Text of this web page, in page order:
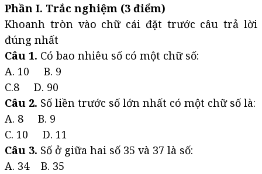
Phần I. Trắc nghiệm (3 điểm)
Khoanh tròn vào chữ cái đặt trước câu trả lời
đúng nhất
Câu 1. Có bao nhiêu số có một chữ số:
A. 10 B. 9
C.8 D. 90
Câu 2. Số liền trước số lớn nhất có một chữ số là:
A. 8 B. 9
C. 10 D. 11
Câu 3. Số ở giữa hai số 35 và 37 là số:
A. 34 B. 35